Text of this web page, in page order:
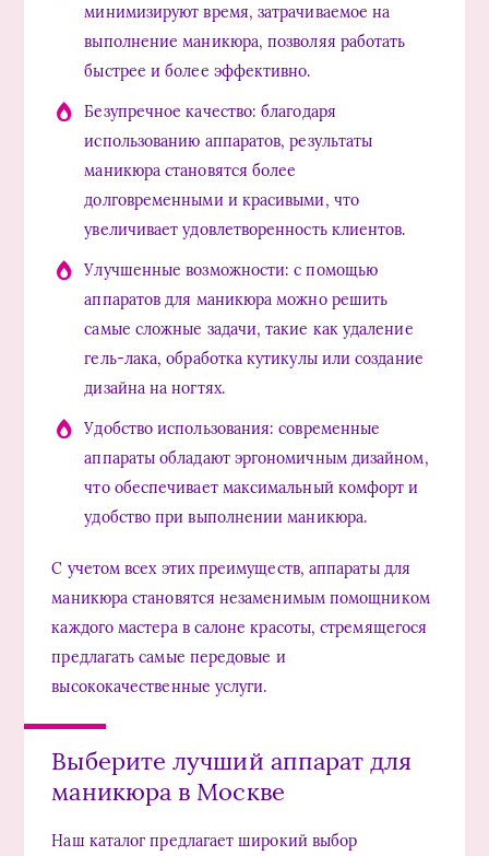
минимизируют время, затрачиваемое на
выполнение маникюра, позволяя работать
быстрее и более эффективно.
Безупречное качество: благодаря
использованию аппаратов, результаты
маникюра становятся более
долговременными и красивыми, что
увеличивает удовлетворенность клиентов.
Улучшенные возможности: с помощью
аппаратов для маникюра можно решить
самые сложные задачи, такие как удаление
гель-лака, обработка кутикулы или создание
дизайна на ногтях.
Удобство использования: современные
аппараты обладают эргономичным дизайном,
что обеспечивает максимальный комфорт и
удобство при выполнении маникюра.
С учетом всех этих преимуществ, аппараты для
маникюра становятся незаменимым помощником
каждого мастера в салоне красоты, стремящегося
предлагать самые передовые и
высококачественные услуги.
Выберите лучший аппарат для
маникюра в Москве
Наш каталог предлагает широкий выбор